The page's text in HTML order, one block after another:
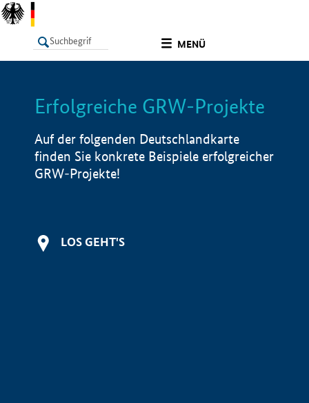
MENÜ
LISTE Info
Erfolgreiche GRW-Projekte
Auf der folgenden Deutschlandkarte
finden Sie konkrete Beispiele erfolgreicher
GRW-Projekte!
LOS GEHT'S